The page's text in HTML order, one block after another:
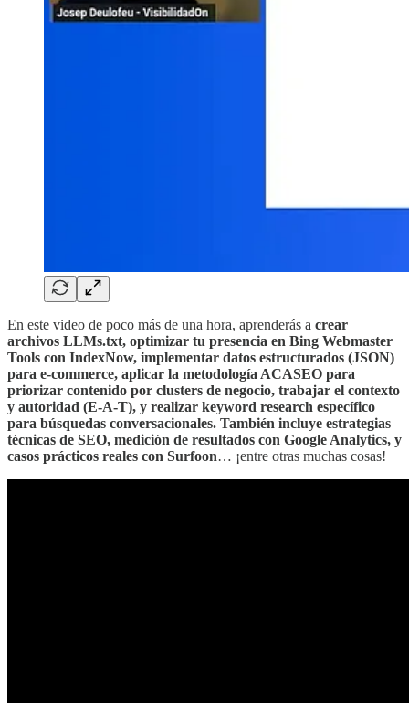
En este video de poco más de una hora, aprenderás a crear
archivos LLMs.txt, optimizar tu presencia en Bing Webmaster
Tools con IndexNow, implementar datos estructurados (JSON)
para e-commerce, aplicar la metodología ACASEO para
priorizar contenido por clusters de negocio, trabajar el contexto
y autoridad (E-A-T), y realizar keyword research específico
para búsquedas conversacionales. También incluye estrategias
técnicas de SEO, medición de resultados con Google Analytics, y
casos prácticos reales con Surfoon… ¡entre otras muchas cosas!